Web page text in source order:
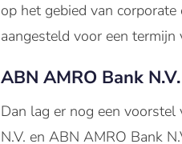
op het gebied van
aangesteld voor een
ABN AMRO Bank N.V.
Dan lag er nog een
N.V. en ABN AMRO Bank